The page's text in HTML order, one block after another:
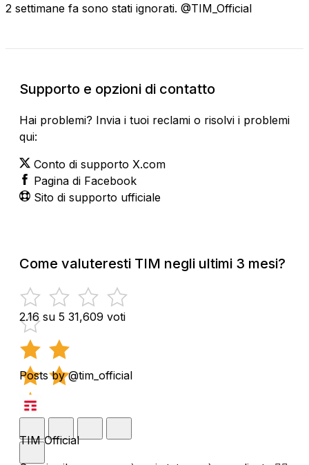
2 settimane fa sono stati ignorati. @TIM_Official
Supporto e opzioni di contatto
Hai problemi? Invia i tuoi reclami o risolvi i problemi
qui:
Conto di supporto X.com
Pagina di Facebook
Sito di supporto ufficiale
Come valuteresti TIM negli ultimi 3 mesi?
2.16 su 5 31,609 voti
Posts by @tim_official
TIM Official